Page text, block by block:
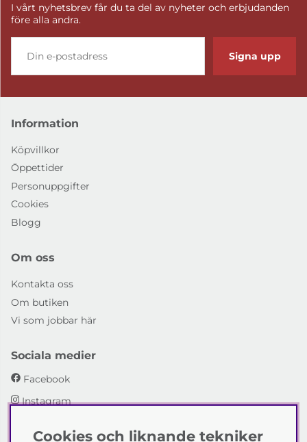
I vårt nyhetsbrev får du ta del av nyheter och erbjudanden
före alla andra.
Signa upp
Information
Köpvillkor
Öppettider
Personuppgifter
Cookies
Blogg
Om oss
Kontakta oss
Om butiken
Vi som jobbar här
Sociala medier
Facebook
Instagram
Cookies och liknande tekniker